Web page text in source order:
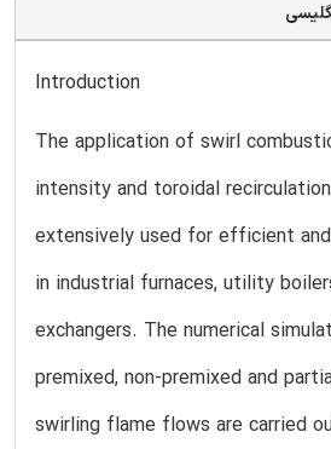
Introduction
The application of swirl
intensity and toroidal
extensively used for efficient
in industrial furnaces, utility
exchangers. The numerical
premixed, non-premixed and
swirling flame flows are carried